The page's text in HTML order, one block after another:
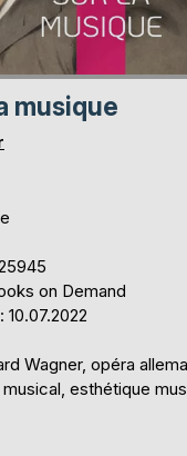
musique
on Demand
Wagner, opéra
esthétique